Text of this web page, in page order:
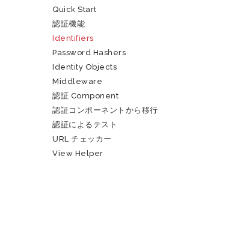
Quick Start
認証機能
Identifiers
Password Hashers
Identity Objects
Middleware
認証 Component
認証コンポーネントから移行
認証によるテスト
URL チェッカー
View Helper